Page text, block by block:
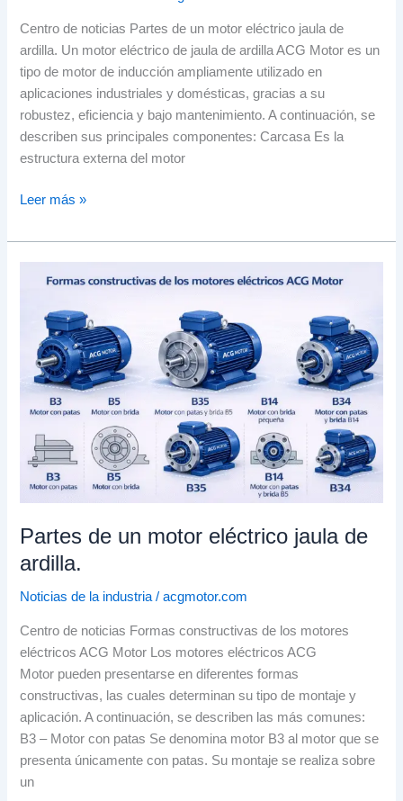
Centro de noticias Partes de un motor eléctrico jaula de
ardilla. Un motor eléctrico de jaula de ardilla ACG Motor es un
tipo de motor de inducción ampliamente utilizado en
aplicaciones industriales y domésticas, gracias a su
robustez, eficiencia y bajo mantenimiento. A continuación, se
describen sus principales componentes: Carcasa Es la
estructura externa del motor
Leer más »
Partes de un motor eléctrico jaula de
ardilla.
Noticias de la industria /acgmotor.com
Centro de noticias Formas constructivas de los motores
eléctricos ACG Motor Los motores eléctricos ACG
Motor pueden presentarse en diferentes formas
constructivas, las cuales determinan su tipo de montaje y
aplicación. A continuación, se describen las más comunes:
B3 – Motor con patas Se denomina motor B3 al motor que se
presenta únicamente con patas. Su montaje se realiza sobre
un
motor
eléctrico
jaula